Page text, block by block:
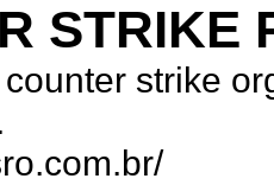
STRIKE
strike